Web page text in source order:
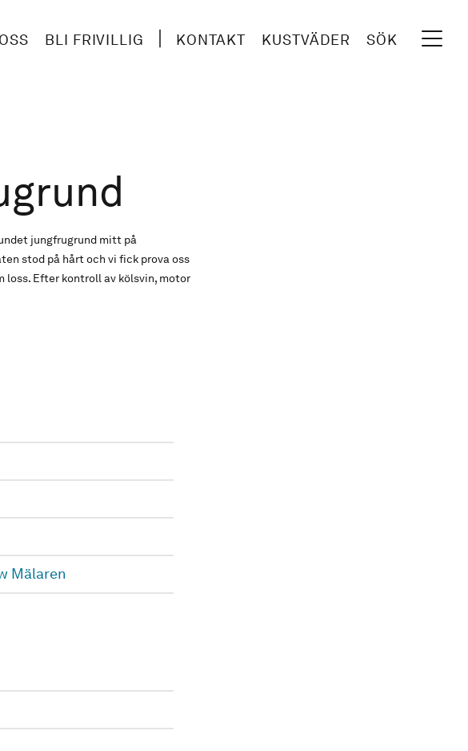
BLI FRIVILLIG KONTAKT KUSTVÄDER SÖK
jungfrugrund mitt på
stod på hårt och vi fick prova oss
loss. Efter kontroll av kölsvin, motor
Mälaren